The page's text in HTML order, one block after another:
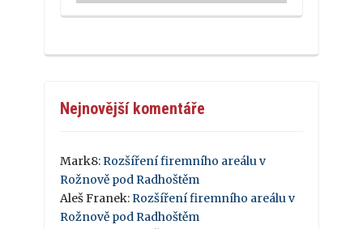
Nejnovější komentáře
Mark8: Rozšíření firemního areálu v
Rožnově pod Radhoštěm
Aleš Franek: Rozšíření firemního areálu v
Rožnově pod Radhoštěm